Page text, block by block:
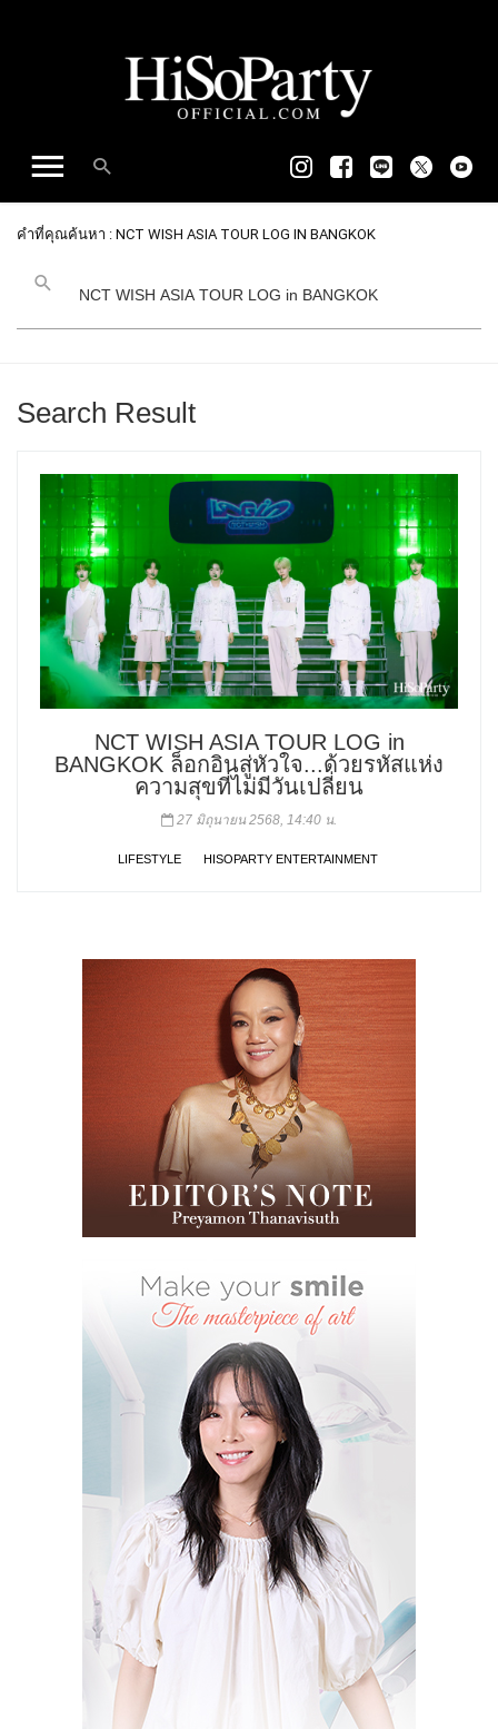
คำที่คุณค้นหา : NCT WISH ASIA TOUR LOG IN BANGKOK
Search Result
NCT WISH ASIA TOUR LOG in
BANGKOK ล็อกอินสู่หัวใจ...ด้วยรหัสแห่ง
ความสุขที่ไม่มีวันเปลี่ยน
27 มิถุนายน 2568, 14:40 น.
LIFESTYLE HISOPARTY ENTERTAINMENT